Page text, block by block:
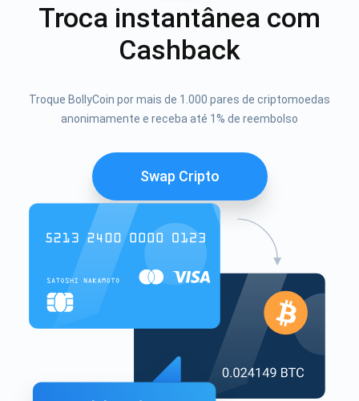
Troca instantânea com
Cashback
Troque BollyCoin por mais de 1.000 pares de criptomoedas
anonimamente e receba até 1% de reembolso
Swap Cripto